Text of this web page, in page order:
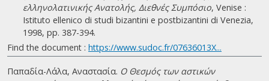
ελληνολατινικής Ανατολής, Διεθνές Συμπόσιο, Venise :
Istituto ellenico di studi bizantini e postbizantini di Venezia,
1998, pp. 387-394.
Find the document : https://www.sudoc.fr/07636013X...
Παπαδία-Λάλα, Αναστασία. Ο Θεσμός των αστικών